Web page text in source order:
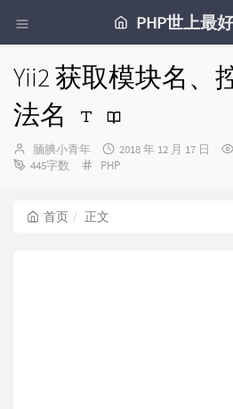
PHP世上最
Yii2 获取模块名、
法名
博
主：
腼腆小青年
发
布
2018 年 12 月 17 日
445字数
分
PHP
首页 正文